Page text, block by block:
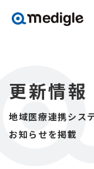
更新情報
地域医療連携シス
お知らせを掲載